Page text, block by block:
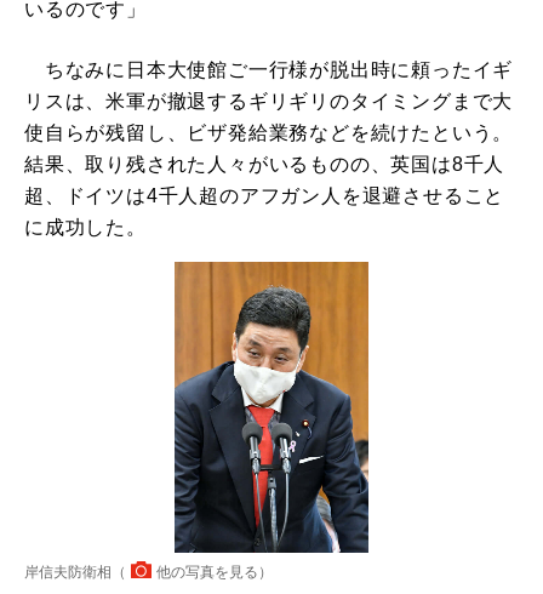
いるのです」
ちなみに日本大使館ご一行様が脱出時に頼ったイギ
リスは、米軍が撤退するギリギリのタイミングまで大
使自らが残留し、ビザ発給業務などを続けたという。
結果、取り残された人々がいるものの、英国は8千人
超、ドイツは4千人超のアフガン人を退避させること
に成功した。
岸信夫防衛相（ 他の写真を見る ）